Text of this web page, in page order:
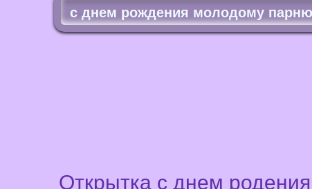
с днем рождения молодому парню
Открытка с днем